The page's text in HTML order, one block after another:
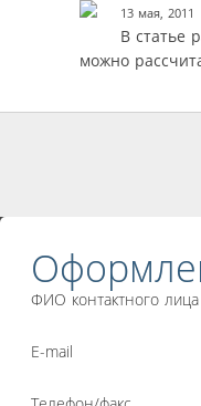
13 мая, 2011
В статье
можно
ФИО контактного лица
E-mail